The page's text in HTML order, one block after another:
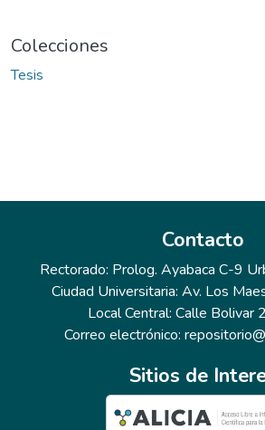
Colecciones
Tesis
Contacto
Rectorado: Prolog. Ayabaca C-9
Ciudad Universitaria: Av. Los
Local Central: Calle Bolivar
Correo electrónico:
Sitios de